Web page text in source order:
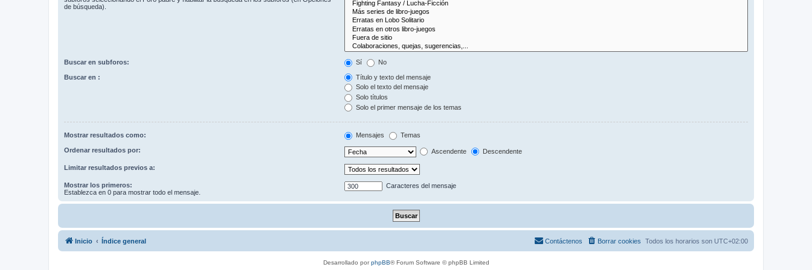
de búsqueda).
Buscar en subforos: Sí No
Buscar en :
Título y texto del mensaje
Solo el texto del mensaje
Solo títulos
Solo el primer mensaje de los temas
Mostrar resultados como: Mensajes Temas
Ordenar resultados por: Ascendente Descendente
Limitar resultados previos a:
Mostrar los primeros:
Establezca en 0 para mostrar todo el mensaje.
Caracteres del mensaje
Inicio Índice general Todos los horarios son UTC+02:00
Borrar cookies
Contáctenos
Desarrollado porphpBB® Forum Software © phpBB Limited